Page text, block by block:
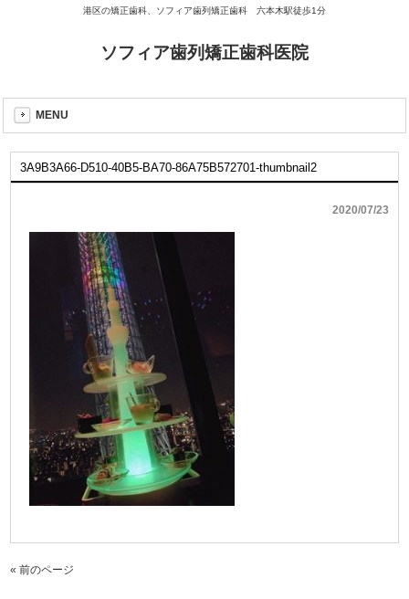
港区の矯正歯科、ソフィア歯列矯正歯科 六本木駅徒歩1分
ソフィア歯列矯正歯科医院
MENU
3A9B3A66-D510-40B5-BA70-86A75B572701-thumbnail2
2020/07/23
« 前のページ